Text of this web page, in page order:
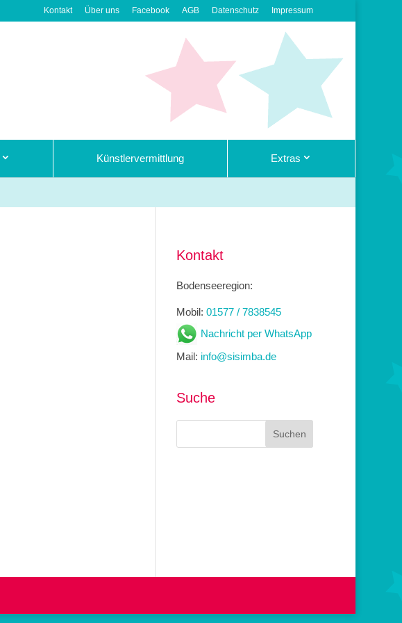
Kontakt Über uns Facebook AGB Datenschutz Impressum
Künstlervermittlung Extras
Kontakt
Bodenseeregion:
Mobil:01577 / 7838545
Nachricht per WhatsApp
Mail: info@sisimba.de
Suche